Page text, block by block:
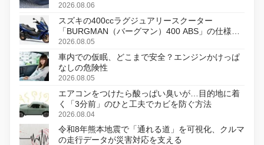
2026.08.06
スズキの400ccラグジュアリースクーター
「BURGMAN（バーグマン）400 ABS」の仕様を
変更し、8月18日に発売
2026.08.05
車内での仮眠、どこまで安全？エンジンかけっぱ
なしの危険性
2026.08.05
エアコンをつけたら酸っぱい臭いが…目的地に着
く「3分前」のひと工夫でカビを防ぐ方法
2026.08.04
令和8年熊本地震で「通れる道」を可視化、クルマ
の走行データが災害対応を支える